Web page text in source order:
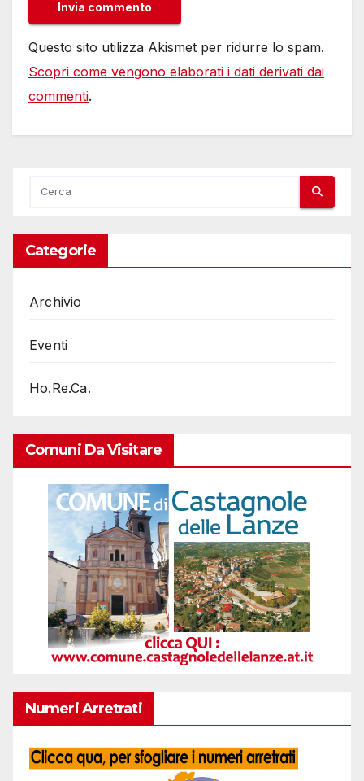
Questo sito utilizza Akismet per ridurre lo spam.
Scopri come vengono elaborati i dati derivati dai
commenti.
Categorie
Archivio
Eventi
Ho.Re.Ca.
Comuni Da Visitare
Numeri Arretrati